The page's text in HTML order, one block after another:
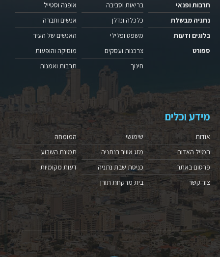
תרבות ופנאי
נתניה מבשלת
בלוגים ודעות
ספורט
בריאות וסביבה
כלכלה ונדלן
משפט ופלילי
צרכנות ועסקים
חינוך
אופנה וסטייל
אנשים וחברה
האנשים של העיר
מוסיקה והופעות
תרבות ואמנות
מידע וכלים
אודות
המייל האדום
פרסום באתר
צור קשר
שימושי
מזג אוויר בנתניה
כניסת שבת נתניה
בית מרקחת תורן
המומחה
תמונת השבוע
דעות מקומיות